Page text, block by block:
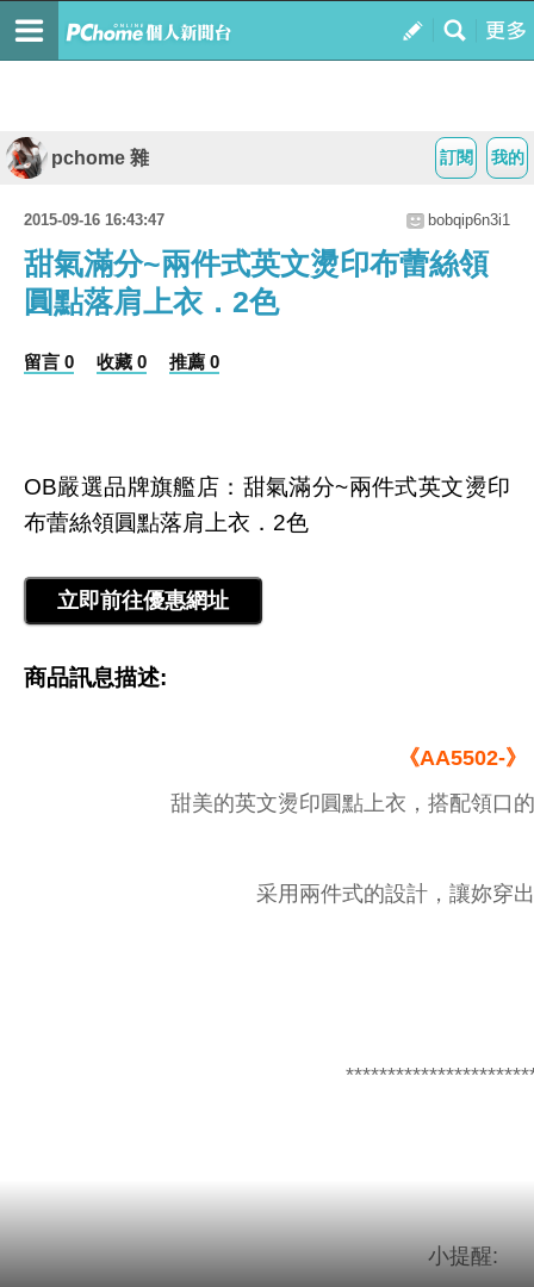
我的
訂閱
pchome 雜
2015-09-16 16:43:47 bobqip6n3i1
甜氣滿分~兩件式英文燙印布蕾絲領
圓點落肩上衣．2色
留言 0 收藏 0 推薦 0
OB嚴選品牌旗艦店：甜氣滿分~兩件式英文燙印
布蕾絲領圓點落肩上衣．2色
商品訊息描述:
《AA5502-》
甜美的英文燙印圓點上衣，搭配領口
采用兩件式的設計，讓妳穿
小提醒: